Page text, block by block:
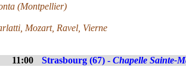
(Montpellier)
Mozart, Ravel, Vierne
11:00 Strasbourg (67) - Chapelle Sainte-